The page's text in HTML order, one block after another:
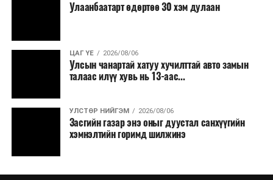
Улаанбаатарт өдөртөө 30 хэм дулаан
ЦАГ ҮЕ 2026/08/06
Улсын чанартай хатуу хучилттай авто замын
талаас илүү хувь нь 13-аас...
УЛСТӨР НИЙГЭМ 2026/08/06
Засгийн газар энэ оныг дуустал санхүүгийн
хэмнэлтийн горимд шилжинэ